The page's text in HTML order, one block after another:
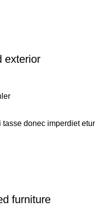
exterior
donec imperdiet
furniture